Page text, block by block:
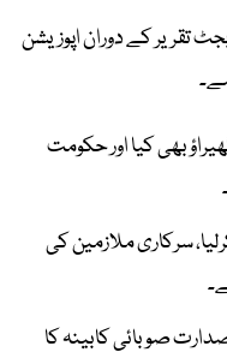
تقریر کے دوران اپوزیشن
بھی کیا اور حکومت
سرکاری ملازمین کی
صوبائی کابینہ کا